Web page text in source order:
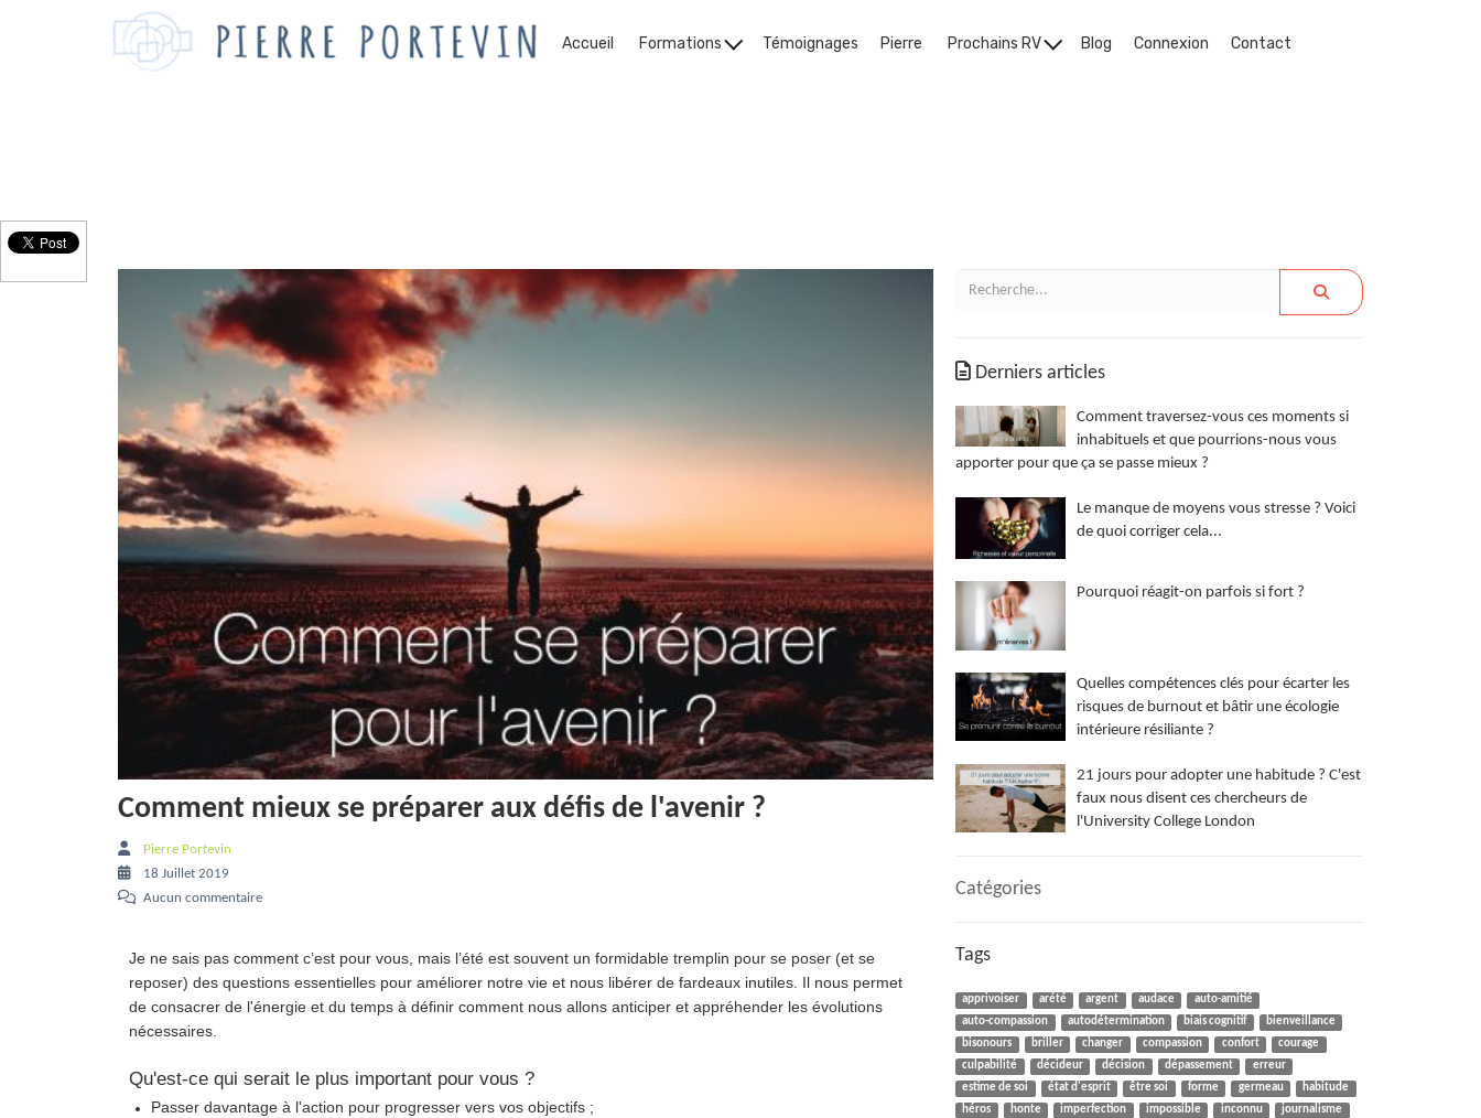
Accueil Formations Témoignages Pierre Prochains RV Blog Connexion Contact
Comment mieux se préparer aux défis de l'avenir ?
Pierre Portevin
18 Juillet 2019
Aucun commentaire
Je ne sais pas comment c’est pour vous, mais l’été est souvent un formidable tremplin pour se poser (et se
reposer) des questions essentielles pour améliorer notre vie et nous libérer de fardeaux inutiles. Il nous permet
de consacrer de l'énergie et du temps à définir comment nous allons anticiper et appréhender les évolutions
nécessaires.
Qu'est-ce qui serait le plus important pour vous ?
Passer davantage à l'action pour progresser vers vos objectifs ;
Derniers articles
Comment traversez-vous ces moments si
inhabituels et que pourrions-nous vous
apporter pour que ça se passe mieux ?
Le manque de moyens vous stresse ? Voici
de quoi corriger cela...
Pourquoi réagit-on parfois si fort ?
Quelles compétences clés pour écarter les
risques de burnout et bâtir une écologie
intérieure résiliante ?
21 jours pour adopter une habitude ? C'est
faux nous disent ces chercheurs de
l'University College London
Catégories
Tags
apprivoiser arété argent audace
auto-amitié
auto-compassion
autodétermination biais cognitif
bienveillance
bisonours
briller changer compassion confort
courage
culpabilité
décideur décision dépassement
erreur
estime de soi
état d'esprit être soi forme germeau
habitude
héros
honte imperfection impossible inconnu
journalisme